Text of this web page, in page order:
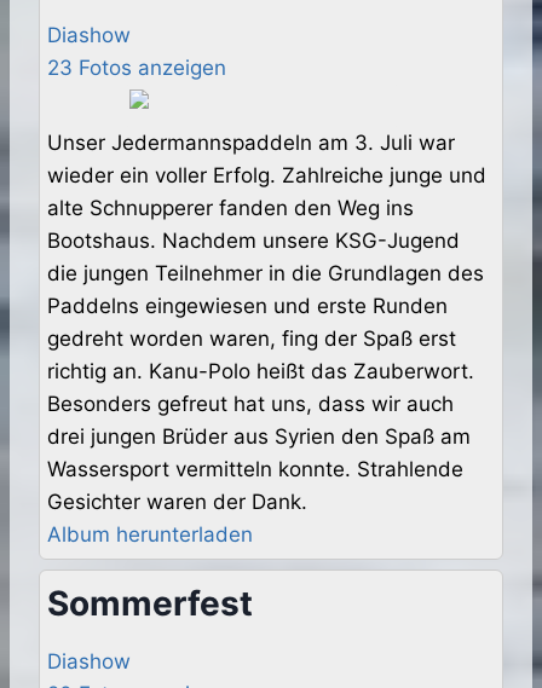
Diashow
23 Fotos anzeigen
Unser Jedermannspaddeln am 3. Juli war
wieder ein voller Erfolg. Zahlreiche junge und
alte Schnupperer fanden den Weg ins
Bootshaus. Nachdem unsere KSG-Jugend
die jungen Teilnehmer in die Grundlagen des
Paddelns eingewiesen und erste Runden
gedreht worden waren, fing der Spaß erst
richtig an. Kanu-Polo heißt das Zauberwort.
Besonders gefreut hat uns, dass wir auch
drei jungen Brüder aus Syrien den Spaß am
Wassersport vermitteln konnte. Strahlende
Gesichter waren der Dank.
Album herunterladen
Sommerfest
Diashow